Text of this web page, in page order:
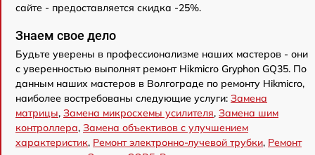
сайте - предоставляется скидка -25%.
Знаем свое дело
Будьте уверены в профессионализме наших мастеров - они
с уверенностью выполнят ремонт Hikmicro Gryphon GQ35. По
данным наших мастеров в Волгограде по ремонту Hikmicro,
наиболее востребованы следующие услуги: Замена
матрицы, Замена микросхемы усилителя, Замена шим
контроллера, Замена объективов с улучшением
характеристик, Ремонт электронно-лучевой трубки, Ремонт